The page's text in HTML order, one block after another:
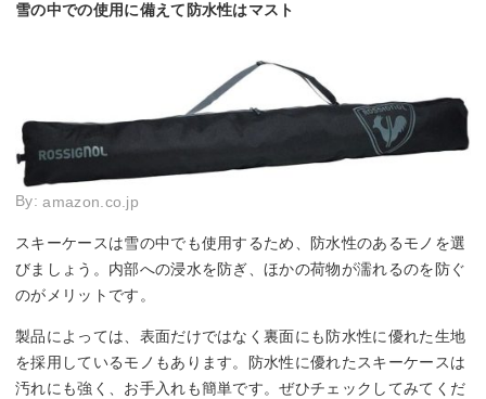
雪の中での使用に備えて防水性はマスト
By:amazon.co.jp
スキーケースは雪の中でも使用するため、防水性のあるモノを選
びましょう。内部への浸水を防ぎ、ほかの荷物が濡れるのを防ぐ
のがメリットです。
製品によっては、表面だけではなく裏面にも防水性に優れた生地
を採用しているモノもあります。防水性に優れたスキーケースは
汚れにも強く、お手入れも簡単です。ぜひチェックしてみてくだ